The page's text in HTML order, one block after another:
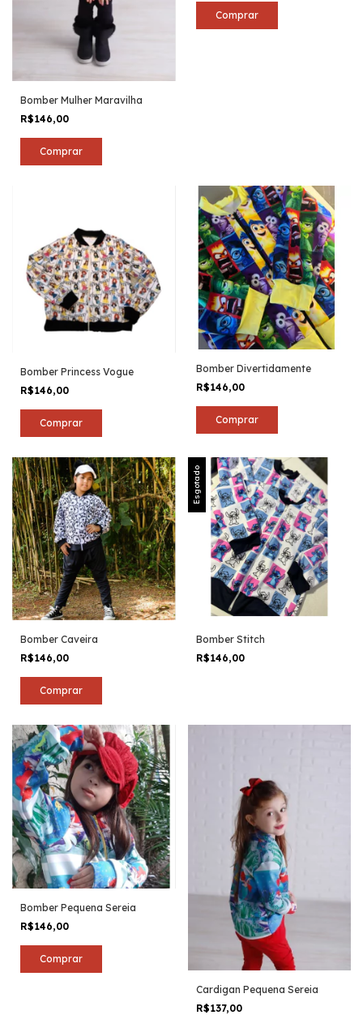
Bomber Mulher Maravilha
R$146,00
Comprar
Comprar
Bomber Princess Vogue
R$146,00
Comprar
Bomber Divertidamente
R$146,00
Comprar
Bomber Caveira
R$146,00
Comprar
Esgotado
Bomber Stitch
R$146,00
Bomber Pequena Sereia
R$146,00
Comprar
Cardigan Pequena Sereia
R$137,00